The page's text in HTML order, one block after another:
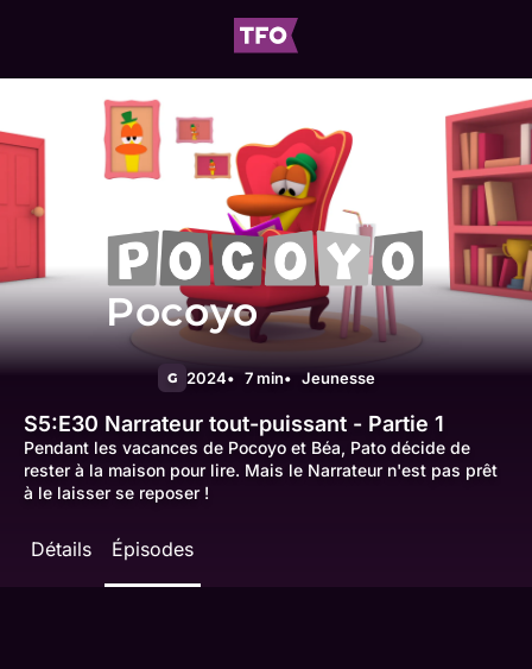
Pocoyo
G 2024 7 min Jeunesse
S5:E30 Narrateur tout-puissant - Partie 1
Pendant les vacances de Pocoyo et Béa, Pato décide de
rester à la maison pour lire. Mais le Narrateur n'est pas prêt
à le laisser se reposer !
Détails Épisodes